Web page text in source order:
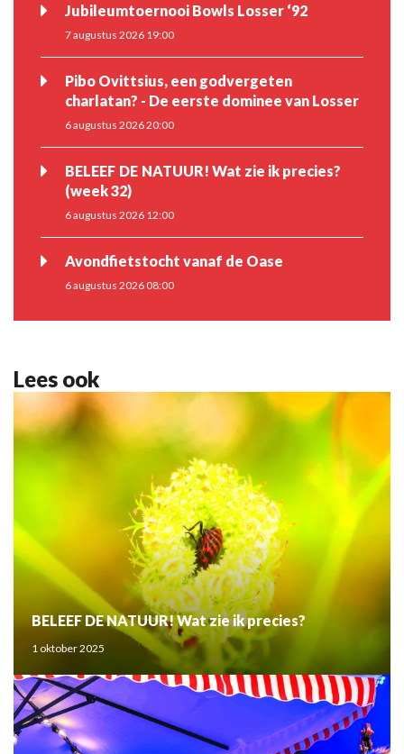
Jubileumtoernooi Bowls Losser ‘92
7 augustus 2026 19:00
Pibo Ovittsius, een godvergeten
charlatan? - De eerste dominee van Losser
6 augustus 2026 20:00
BELEEF DE NATUUR! Wat zie ik precies?
(week 32)
6 augustus 2026 12:00
Avondfietstocht vanaf de Oase
6 augustus 2026 08:00
Lees ook
BELEEF DE NATUUR! Wat zie ik precies?
1 oktober 2025